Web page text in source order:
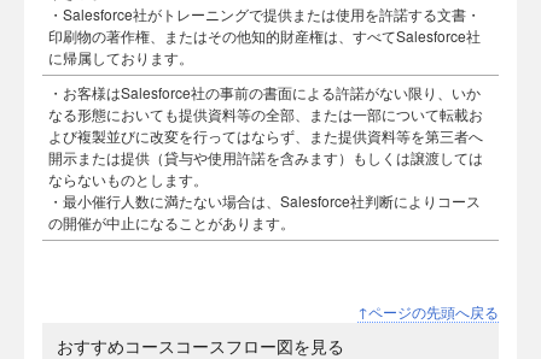
・Salesforce社がトレーニングで提供または使用を許諾する文書・
印刷物の著作権、またはその他知的財産権は、すべてSalesforce社
に帰属しております。
・お客様はSalesforce社の事前の書面による許諾がない限り、いか
なる形態においても提供資料等の全部、または一部について転載お
よび複製並びに改変を行ってはならず、また提供資料等を第三者へ
開示または提供（貸与や使用許諾を含みます）もしくは譲渡しては
ならないものとします。
・最小催行人数に満たない場合は、Salesforce社判断によりコース
の開催が中止になることがあります。
↑ページの先頭へ戻る
おすすめコースコースフロー図を見る